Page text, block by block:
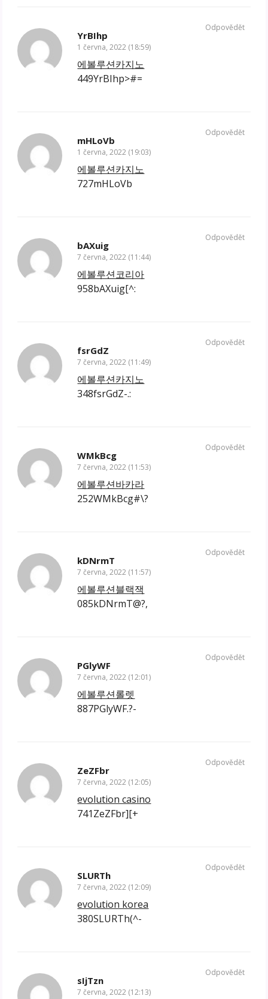
YrBIhp
1 června, 2022 (18:59)
에볼루션카지노
449YrBIhp>#=
Odpovědět
mHLoVb
1 června, 2022 (19:03)
에볼루션카지노
727mHLoVb
Odpovědět
bAXuig
7 června, 2022 (11:44)
에볼루션코리아
958bAXuig[^:
Odpovědět
fsrGdZ
7 června, 2022 (11:49)
에볼루션카지노
348fsrGdZ-.:
Odpovědět
WMkBcg
7 června, 2022 (11:53)
에볼루션바카라
252WMkBcg#\?
Odpovědět
kDNrmT
7 června, 2022 (11:57)
에볼루션블랙잭
085kDNrmT@?,
Odpovědět
PGlyWF
7 června, 2022 (12:01)
에볼루션롤렛
887PGlyWF.?-
Odpovědět
ZeZFbr
7 června, 2022 (12:05)
evolution casino
741ZeZFbr][+
Odpovědět
SLURTh
7 června, 2022 (12:09)
evolution korea
380SLURTh(^-
Odpovědět
sIjTzn
7 června, 2022 (12:13)
Odpovědět